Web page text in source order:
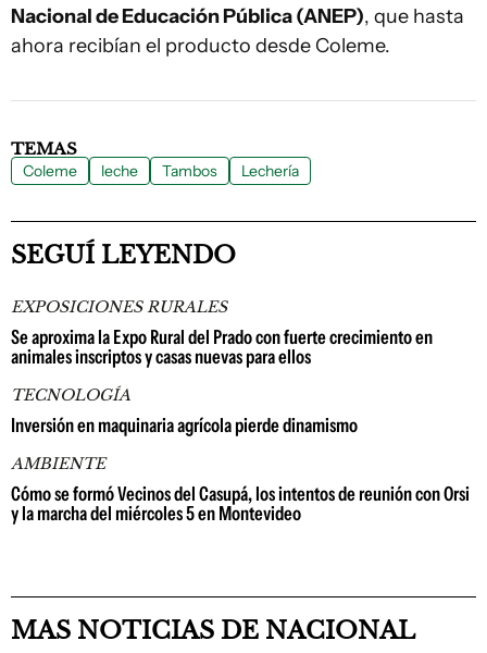
Nacional de Educación Pública (ANEP), que hasta
ahora recibían el producto desde Coleme.
TEMAS
Coleme leche Tambos Lechería
SEGUÍ LEYENDO
EXPOSICIONES RURALES
Se aproxima la Expo Rural del Prado con fuerte crecimiento en
animales inscriptos y casas nuevas para ellos
TECNOLOGÍA
Inversión en maquinaria agrícola pierde dinamismo
AMBIENTE
Cómo se formó Vecinos del Casupá, los intentos de reunión con Orsi
y la marcha del miércoles 5 en Montevideo
MAS NOTICIAS DE NACIONAL